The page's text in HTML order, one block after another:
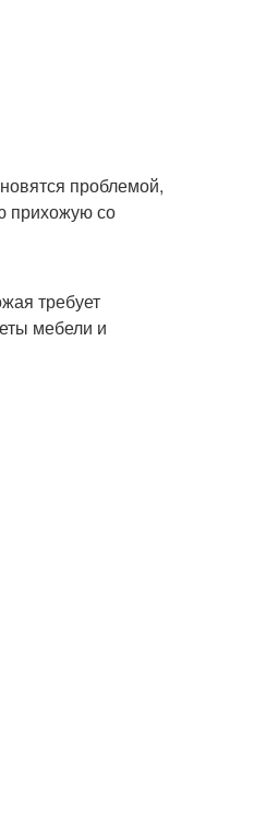
проблемой,
прихожую со
требует
мебели и